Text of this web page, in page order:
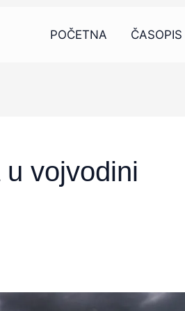
POČETNA ČASOPIS
vojvodini